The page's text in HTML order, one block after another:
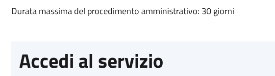
Durata massima del procedimento amministrativo: 30 giorni
Accedi al servizio